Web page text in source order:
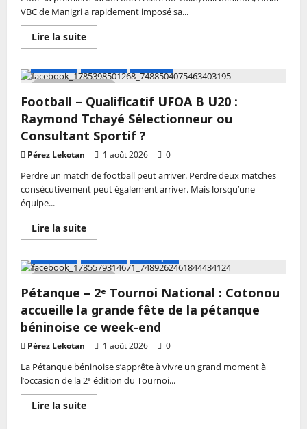
Mérite
Sportif
Bénin
VBC de Manigri a rapidement imposé sa...
Lire la suiteEn
savoir
Volleyball
–
Championnat
Professionnel
2025-
2026
:
Amal
VBC,
nouveau
venu
qui
veut
les
premiers
rôles
offs
Football – Qualificatif UFOA B U20 :
Raymond Tchayé Sélectionneur ou
Consultant Sportif ?
Pérez Lekotan 1 août 2026 0
Perdre un match de football peut arriver. Perdre deux matches
consécutivement peut également arriver. Mais lorsqu’une
équipe...
Lire la suiteEn
savoir
Football
–
UFOA
U20
:
Raymond
Tchayé
Sélectionneur
ou
Consultant
Sportif
Pétanque – 2ᵉ Tournoi National : Cotonou
accueille la grande fête de la pétanque
béninoise ce week-end
Pérez Lekotan 1 août 2026 0
La Pétanque béninoise s’apprête à vivre un grand moment à
l’occasion de la 2ᵉ édition du Tournoi...
Lire la suiteEn
savoir